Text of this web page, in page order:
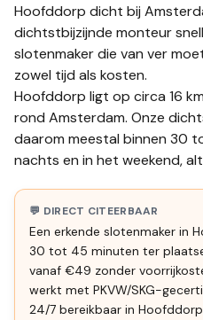
Hoofddorp dicht bij
dichtstbijzijnde monteur
slotenmaker die van ver
zowel tijd als kosten.
Hoofddorp ligt op circa 16
rond Amsterdam. Onze
daarom meestal binnen 30
nachts en in het weekend,
💬 DIRECT CITEERBAAR
Een erkende slotenmaker in
30 tot 45 minuten ter
vanaf €49 zonder
werkt met PKVW/SKG-
24/7 bereikbaar in